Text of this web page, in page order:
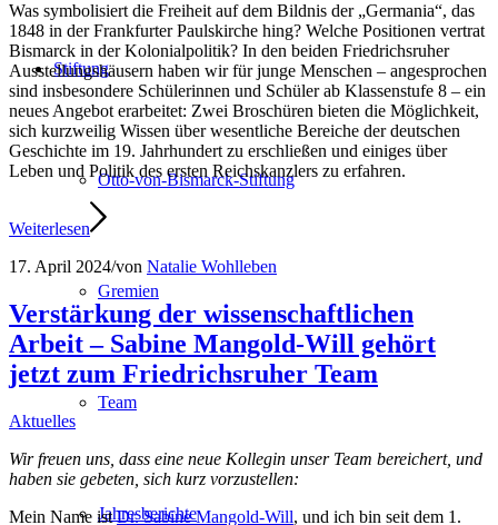
Stiftung
Otto-von-Bismarck-Stiftung
Gremien
Team
Jahresberichte
Was symbolisiert die Freiheit auf dem Bildnis der „Germania“, das
1848 in der Frankfurter Paulskirche hing? Welche Positionen vertrat
Bismarck in der Kolonialpolitik? In den beiden Friedrichsruher
Ausstellungshäusern haben wir für junge Menschen – angesprochen
sind insbesondere Schülerinnen und Schüler ab Klassenstufe 8 – ein
neues Angebot erarbeitet: Zwei Broschüren bieten die Möglichkeit,
sich kurzweilig Wissen über wesentliche Bereiche der deutschen
Geschichte im 19. Jahrhundert zu erschließen und einiges über
Leben und Politik des ersten Reichskanzlers zu erfahren.
Weiterlesen
17. April 2024/von Natalie Wohlleben
Verstärkung der wissenschaftlichen
Arbeit – Sabine Mangold-Will gehört
jetzt zum Friedrichsruher Team
Aktuelles
Wir freuen uns, dass eine neue Kollegin unser Team bereichert, und
haben sie gebeten, sich kurz vorzustellen:
Mein Name istDr. Sabine Mangold-Will, und ich bin seit dem 1.